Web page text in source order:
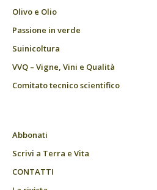
Olivo e Olio
Passione in verde
Suinicoltura
VVQ – Vigne, Vini e Qualità
Comitato tecnico scientifico
Abbonati
Scrivi a Terra e Vita
CONTATTI